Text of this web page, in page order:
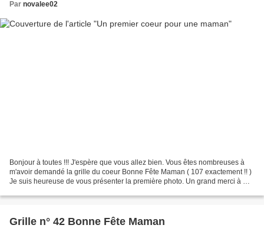
Par novalee02
Bonjour à toutes !!! J'espère que vous allez bien. Vous êtes nombreuses à
m'avoir demandé la grille du coeur Bonne Fête Maman ( 107 exactement !! )
Je suis heureuse de vous présenter la première photo. Un grand merci à M
Grille n° 42 Bonne Fête Maman